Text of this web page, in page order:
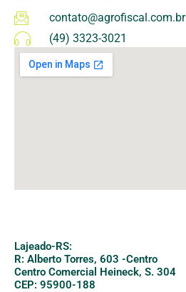
contato@agrofiscal.com.br
(49) 3323-3021
Lajeado-RS:
R: Alberto Torres, 603 -Centro
Centro Comercial Heineck, S. 304
CEP: 95900-188